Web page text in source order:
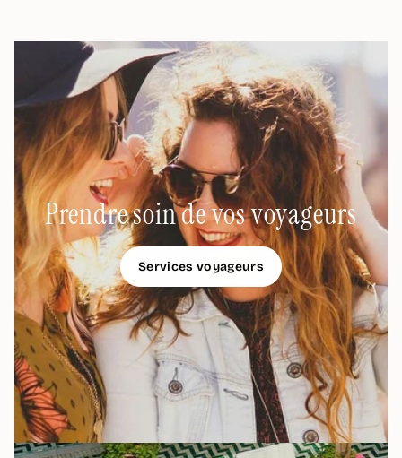
Prendre soin de vos voyageurs
Services voyageurs